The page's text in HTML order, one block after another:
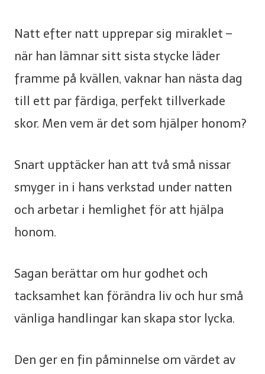
Natt efter natt upprepar sig miraklet –
när han lämnar sitt sista stycke läder
framme på kvällen, vaknar han nästa dag
till ett par färdiga, perfekt tillverkade
skor. Men vem är det som hjälper honom?
Snart upptäcker han att två små nissar
smyger in i hans verkstad under natten
och arbetar i hemlighet för att hjälpa
honom.
Sagan berättar om hur godhet och
tacksamhet kan förändra liv och hur små
vänliga handlingar kan skapa stor lycka.
Den ger en fin påminnelse om värdet av